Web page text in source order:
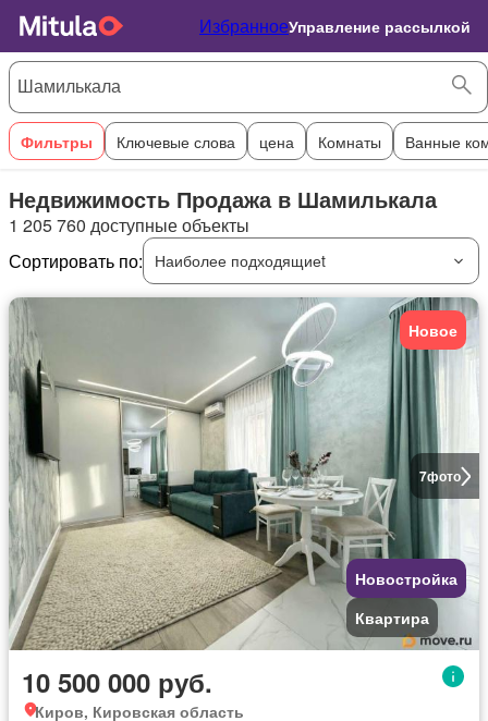
ИзбранноеУправление рассылкой
Фильтры Ключевые слова цена Комнаты Ванные
Недвижимость Продажа в Шамилькала
1 205 760 доступные объекты
Сортировать по:
Наиболее подходящиеt
7фото
Новое
Новостройка
Квартира
10 500 000 руб.
Киров, Кировская область